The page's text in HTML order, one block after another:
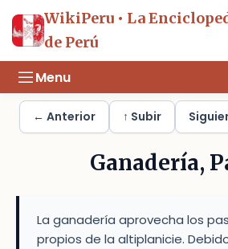
WikiPeru • La
de Perú
Menu
← Anterior ↑ Subir
Ganadería,
La ganadería aprovecha los
propios de la altiplanicie.